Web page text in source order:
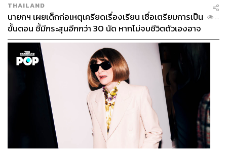
Security Staff ฝั่งเมียนมา ประจำการหอสังเกตการณ์ของอา
คารเคเคพาร์ก
THAILAND
นายกฯ เผยเด็กก่อเหตุเครียดเรื่องเรียน เชื่อเตรียมการเป็น
ขั้นตอน ชี้มีกระสุนอีกกว่า 30 นัด หากไม่จบชีวิตตัวเองอาจ
สูญเสียเพิ่ม
...